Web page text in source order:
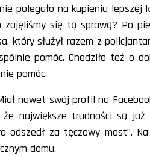
polegało na kupieniu lepszej
zajęliśmy się tą sprawą? Po
który służył razem z
pomóc. Chodziło też o
pomóc.
nawet swój profil na
największe trudności są już
odszedł za tęczowy most”.
domu.